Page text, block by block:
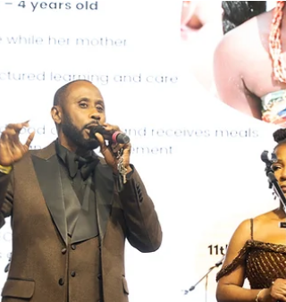
héritage de paix et de
réconciliation
À l’occasion de la Journée internationale Nelson
Mandela, le monde honore la mémoire d’un
dont la vie incarne la lutte pour la liberté, la justice
et l’égalité. De prisonnier à Président de l’Afrique
du Sud, son parcours reste un symbole de
résilience et de dignité face à la haine et à la
« Il est très facile de casser et de détruire. Les
héros, ce sont ceux qui font la paix », rappelait-il. En
1990, devant l’Assemblée générale des Nations
Unies, il affirmai